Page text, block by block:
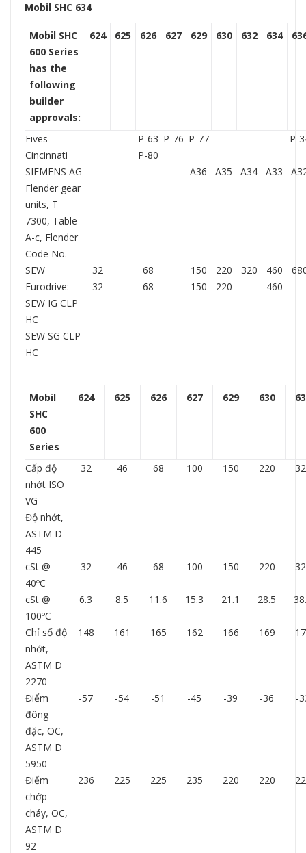
Mobil SHC 634
Mobil SHC
600 Series
has the
following
builder
approvals:
624 625 626 627 629 630 632 634
Fives
Cincinnati
P-63
P-80
P-76 P-77 P-
SIEMENS AG
Flender gear
units, T
7300, Table
A-c, Flender
Code No.
A36 A35 A34 A33
SEW
Eurodrive:
SEW IG CLP
HC
SEW SG CLP
HC
32
32
68
68
150
150
220
220
320
460
460
Mobil
SHC
600
Series
624 625 626 627 629 630
Cấp độ
nhớt ISO
VG
32 46 68 100 150 220
Độ nhớt,
ASTM D
445
cSt @
40ºC
32 46 68 100 150 220
cSt @
100ºC
6.3 8.5 11.6 15.3 21.1 28.5
Chỉ số độ
nhớt,
ASTM D
2270
148 161 165 162 166 169
Điểm
đông
đặc, OC,
ASTM D
5950
-57 -54 -51 -45 -39 -36 -
Điểm
chớp
cháy, OC,
ASTM D
92
236 225 225 235 220 220